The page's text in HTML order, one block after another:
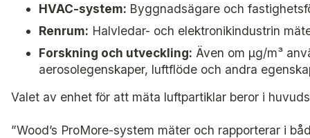
HVAC-system: Byggnadsägare och
Renrum: Halvledar- och elektronikindustrin
Forskning och utveckling: Även om µg/m³
aerosolegenskaper, luftflöde och andra
Valet av enhet för att mäta luftpartiklar beror i
”Wood’s ProMore-system mäter och rapporterar i